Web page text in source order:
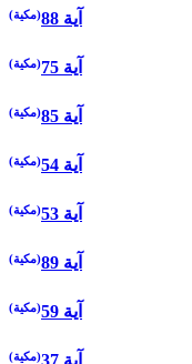
(مكية) 88 آية
(مكية) 75 آية
(مكية) 85 آية
(مكية) 54 آية
(مكية) 53 آية
(مكية) 89 آية
(مكية) 59 آية
(مكية)